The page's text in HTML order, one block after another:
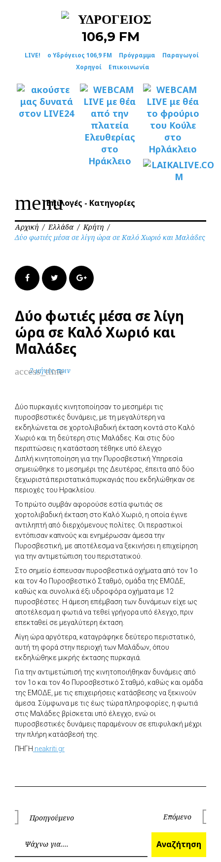
LIVE! ο Υδρόγειος 106,9 FM Πρόγραμμα
Παραγωγοί
Χορηγοί
Επικοινωνία
menuΕπιλογές - Κατηγορίες
Αρχική / Ελλάδα / Κρήτη /
Δύο φωτιές μέσα σε λίγη ώρα σε Καλό Χωριό και Μαλάδες
FacebookTwitter Google+
Δύο φωτιές μέσα σε λίγη
ώρα σε Καλό Χωριό και
Μαλάδες
access_time
2 μήνες πριν
Δύο πυρκαγιές κινητοποίησαν το μεσημέρι τις
πυροσβεστικές δυνάμεις, με τη μεγαλύτερη να
εκδηλώνεται σε χορτολιβαδική έκταση κοντά στο Καλό
Χωριό και τη δεύτερη στις Μαλάδες. Και στις δύο
περιπτώσεις η κατάσταση τέθηκε υπό έλεγχο
Διπλή κινητοποίηση για την Πυροσβεστική Υπηρεσία
σημειώθηκε το μεσημέρι της Δευτέρας, έπειτα από δύο
ξεχωριστά περιστατικά πυρκαγιάς που εκδηλώθηκαν σε
περιοχές του Ηρακλείου.
Το πρώτο συμβάν αφορούσε εστία φωτιάς σε
χορτολιβαδική έκταση στο Καλό Χωριό, η οποία έγινε
αντιληπτή από διερχόμενους πολίτες. Οι περαστικοί
εντόπισαν καπνούς και ενημέρωσαν άμεσα την
Πυροσβεστική, με αποτέλεσμα να ξεκινήσει η επιχείρηση
για την αντιμετώπιση του περιστατικού.
Στο σημείο έσπευσαν πυροσβεστικά οχήματα από τον 1ο
και τον 4ο Πυροσβεστικό Σταθμό, ομάδα της ΕΜΟΔΕ,
καθώς και συνολικά έξι υδροφόρα οχήματα με 12
πυροσβέστες. Η άμεση επέμβαση των δυνάμεων είχε ως
αποτέλεσμα η φωτιά να τεθεί γρήγορα υπό έλεγχο, πριν
επεκταθεί σε μεγαλύτερη έκταση.
Λίγη ώρα αργότερα, καταγράφηκε δεύτερο περιστατικό,
αυτή τη φορά στην περιοχή των Μαλάδων, όπου
εκδηλώθηκε μικρής έκτασης πυρκαγιά.
Για την αντιμετώπισή της κινητοποιήθηκαν δυνάμεις από
τον 1ο και τον 4ο Πυροσβεστικό Σταθμό, καθώς και ομάδα
της ΕΜΟΔΕ, με τις επιχειρήσεις κατάσβεσης να ξεκινούν
άμεσα. Σύμφωνα με τις έως τώρα πληροφορίες, η φωτιά
στις Μαλάδες βρίσκεται υπό έλεγχο, ενώ οι
πυροσβεστικές δυνάμεις παραμένουν σε επιφυλακή μέχρι
την πλήρη κατάσβεσή της.
ΠΗΓΗ neakriti.gr
Πλοήγηση
άρθρων
Προηγούμενο Επόμενο
Αναζήτηση